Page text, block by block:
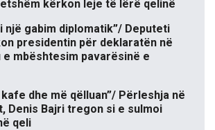
kërkon leje të lërë qelinë
një gabim diplomatik”/ Deputeti
presidentin për deklaratën në
e mbështesim pavarësinë e
dhe më qëlluan”/ Përleshja në
Denis Bajri tregon si e sulmoi
qeli